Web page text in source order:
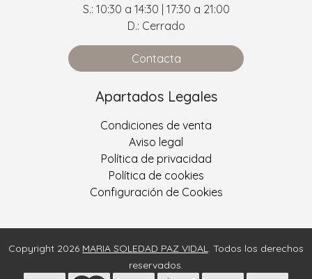
S.: 10:30 a 14:30 | 17:30 a 21:00
D.: Cerrado
Contacta
Apartados Legales
Condiciones de venta
Aviso legal
Política de privacidad
Política de cookies
Configuración de Cookies
Copyright 2026 MARIA SOLEDAD PAZ VIDAL
. Todos los derechos
reservados.